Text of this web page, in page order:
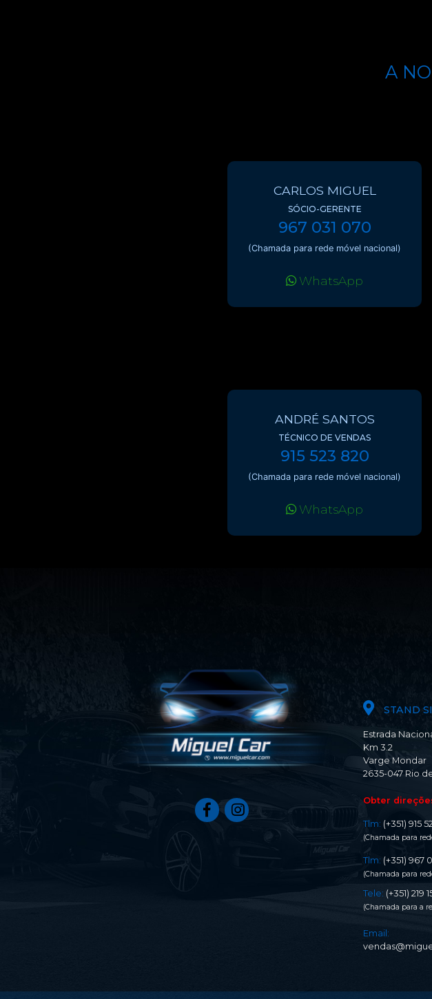
A
CARLOS MIGUEL
SÓCIO-GERENTE
967 031 070
(Chamada para rede móvel nacional)
WhatsApp
ANDRÉ SANTOS
TÉCNICO DE VENDAS
915 523 820
(Chamada para rede móvel nacional)
WhatsApp
STAND
Estrada
Km 3.2
Varge Mondar
2635-047 Rio
Obter
Tlm: (+351) 915
(Chamada para
Tlm: (+351) 967
(Chamada para
Tele: (+351) 219
(Chamada para a
Email: